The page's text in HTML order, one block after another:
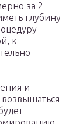
за 2
глубину
к
и